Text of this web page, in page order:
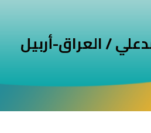
ى
/ العراق-أربيل